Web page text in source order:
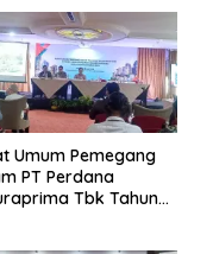
Umum Pemegang
PT Perdana
Tbk Tahun